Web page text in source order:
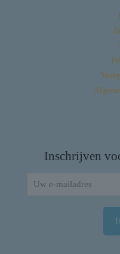
Inschrijven